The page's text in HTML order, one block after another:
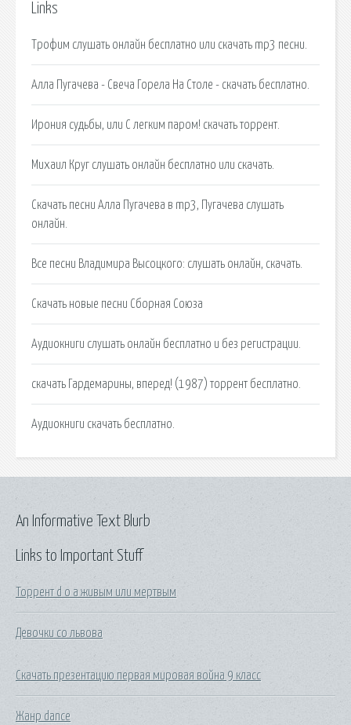
Links
Трофим слушать онлайн бесплатно или скачать mp3 песни.
Алла Пугачева - Свеча Горела На Столе - скачать бесплатно.
Ирония судьбы, или С легким паром! скачать торрент.
Михаил Круг слушать онлайн бесплатно или скачать.
Скачать песни Алла Пугачева в mp3, Пугачева слушать
онлайн.
Все песни Владимира Высоцкого: слушать онлайн, скачать.
Скачать новые песни Сборная Союза
Аудиокниги слушать онлайн бесплатно и без регистрации.
скачать Гардемарины, вперед! (1987) торрент бесплатно.
Аудиокниги скачать бесплатно.
Links to Important Stuff
Торрент d o a живым или мертвым
Девочки со львова
Скачать презентацию первая мировая война 9 класс
Жанр dance
An Informative Text Blurb